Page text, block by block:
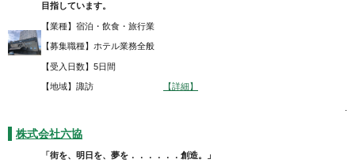
目指しています。
【業種】宿泊・飲食・旅行業
【募集職種】ホテル業務全般
【受入日数】5日間
【地域】諏訪 【詳細】
.
株式会社六協
「街を、明日を、夢を．．．．．．創造。」